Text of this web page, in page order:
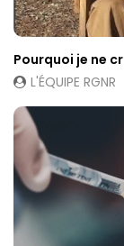
Pourquoi je ne
L'ÉQUIPE RGNR